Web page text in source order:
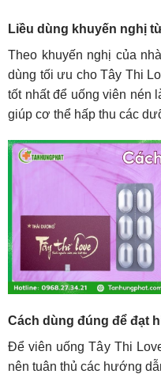
Liều dùng khuyến nghị
Theo khuyến nghị của
dùng tối ưu cho Tây Thi
tốt nhất để uống viên nén
giúp cơ thể hấp thu các
Cách dùng đúng để đạt
Để viên uống Tây Thi
nên tuân thủ các hướng